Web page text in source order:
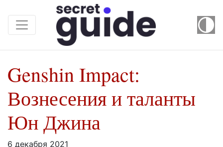
Genshin Impact:
Вознесения и таланты
Юн Джина
6 декабря 2021